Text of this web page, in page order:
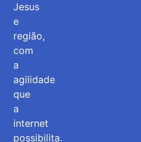
Jesus
e
região,
com
a
agilidade
que
a
internet
possibilita.